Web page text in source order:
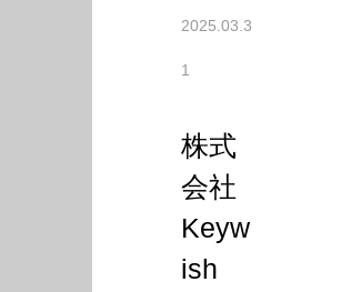
2025.03.3
1
株式
会社
Keyw
ish